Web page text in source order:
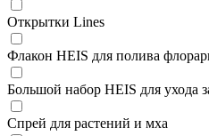
Открытки Lines
Флакон HEIS для полива
Большой набор HEIS для ухода
Спрей для растений и мха